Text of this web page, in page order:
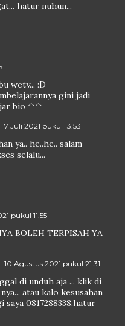
hatur nuhun...
wety... :D
gini jadi
bio ^^
7 Juli 2021 pukul 13.53
ya.. he..he.. salam
selalu...
pukul 11.55
BOLEH TERPISAH YA
10 Agustus 2021 pukul 21.31
di unduh aja ... klik di
atau kalo kesusahan
saya 0817288338.hatur